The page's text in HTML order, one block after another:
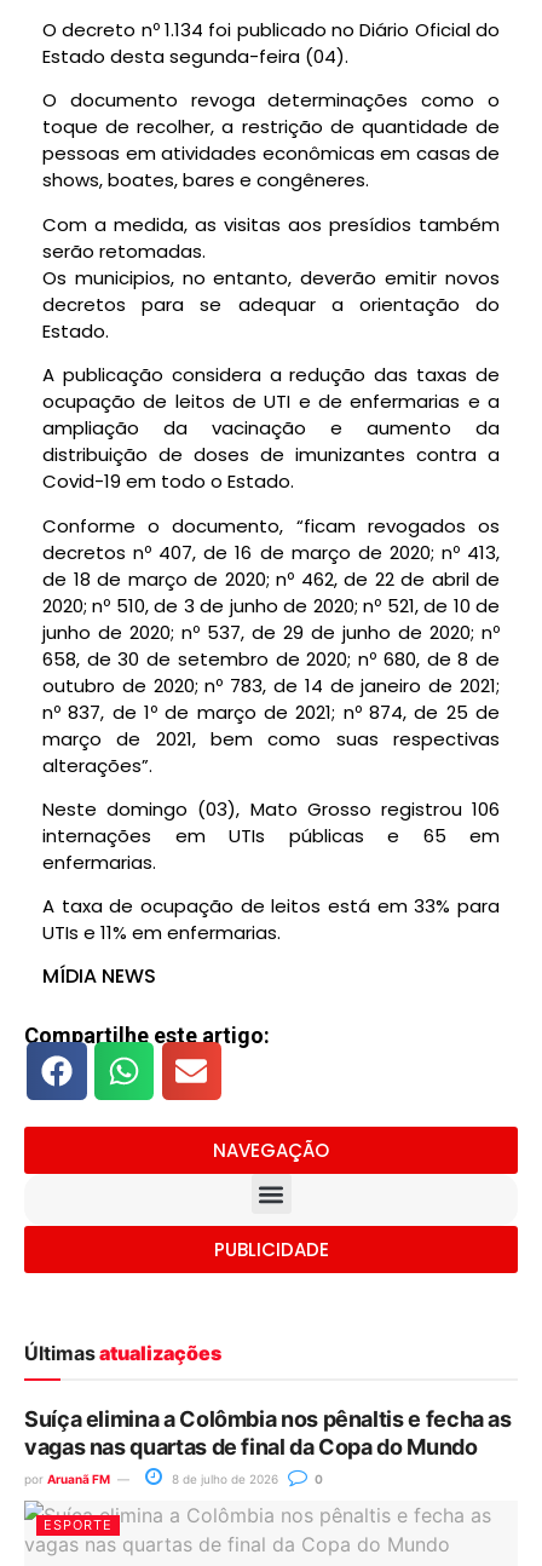
O decreto nº 1.134 foi publicado no Diário Oficial do
Estado desta segunda-feira (04).
O documento revoga determinações como o
toque de recolher, a restrição de quantidade de
pessoas em atividades econômicas em casas de
shows, boates, bares e congêneres.
Com a medida, as visitas aos presídios também
serão retomadas.
Os municipios, no entanto, deverão emitir novos
decretos para se adequar a orientação do
Estado.
A publicação considera a redução das taxas de
ocupação de leitos de UTI e de enfermarias e a
ampliação da vacinação e aumento da
distribuição de doses de imunizantes contra a
Covid-19 em todo o Estado.
Conforme o documento, “ficam revogados os
decretos nº 407, de 16 de março de 2020; nº 413,
de 18 de março de 2020; nº 462, de 22 de abril de
2020; nº 510, de 3 de junho de 2020; nº 521, de 10 de
junho de 2020; nº 537, de 29 de junho de 2020; nº
658, de 30 de setembro de 2020; nº 680, de 8 de
outubro de 2020; nº 783, de 14 de janeiro de 2021;
nº 837, de 1º de março de 2021; nº 874, de 25 de
março de 2021, bem como suas respectivas
alterações”.
Neste domingo (03), Mato Grosso registrou 106
internações em UTIs públicas e 65 em
enfermarias.
A taxa de ocupação de leitos está em 33% para
UTIs e 11% em enfermarias.
MÍDIA NEWS
Compartilhe este artigo:
NAVEGAÇÃO
PUBLICIDADE
Últimasatualizações
Suíça elimina a Colômbia nos pênaltis e fecha as
vagas nas quartas de final da Copa do Mundo
por Aruanã FM 8 de julho de 2026 0
ESPORTE